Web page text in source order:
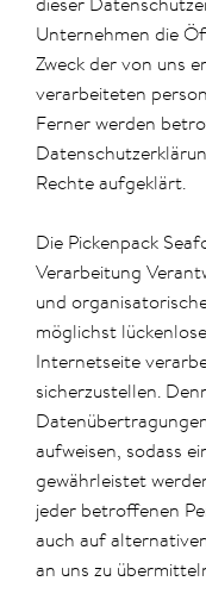
Unternehmen die
Zweck der von uns
verarbeiteten
Ferner werden
Rechte aufgeklärt.
Die Pickenpack
Verarbeitung
und
möglichst
Internetseite
sicherzustellen.
aufweisen, sodass
gewährleistet
jeder betroffenen
auch auf
an uns zu